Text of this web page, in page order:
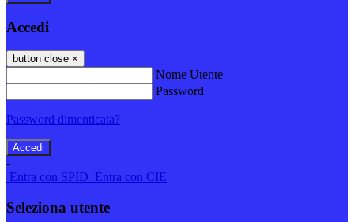
Accedi
button close ×
Nome Utente
Password
Password dimenticata?
-
Entra con SPID Entra con CIE
Seleziona utente